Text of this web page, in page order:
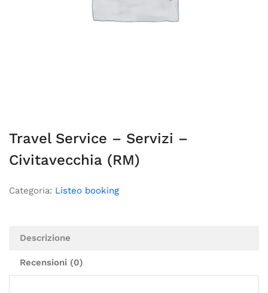
Travel Service – Servizi –
Civitavecchia (RM)
Categoria: Listeo booking
Descrizione
Recensioni (0)